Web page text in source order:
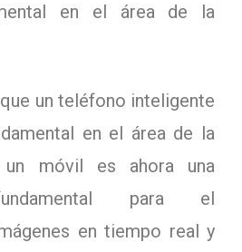
en el área de la
un teléfono inteligente
en el área de la
un móvil es ahora una
para el
en tiempo real y